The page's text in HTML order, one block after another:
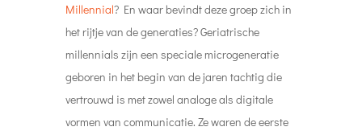
Millennial? En waar bevindt deze groep zich in
het rijtje van de generaties? Geriatrische
millennials zijn een speciale microgeneratie
geboren in het begin van de jaren tachtig die
vertrouwd is met zowel analoge als digitale
vormen van communicatie. Ze waren de eerste